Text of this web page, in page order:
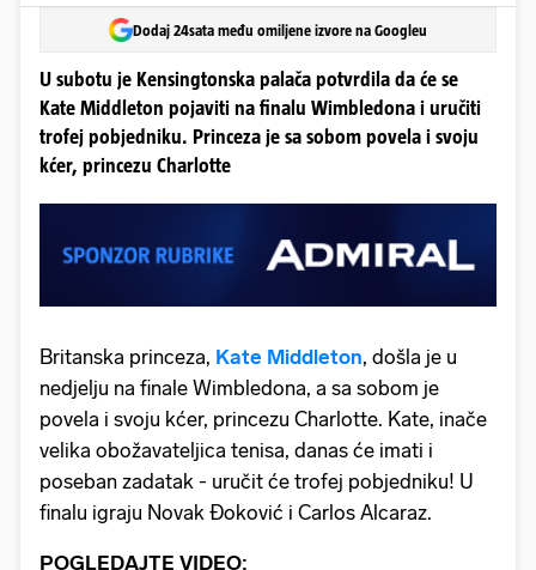
Dodaj 24sata među omiljene izvore na Googleu
U subotu je Kensingtonska palača potvrdila da će se
Kate Middleton pojaviti na finalu Wimbledona i uručiti
trofej pobjedniku. Princeza je sa sobom povela i svoju
kćer, princezu Charlotte
Britanska princeza, Kate Middleton, došla je u
nedjelju na finale Wimbledona, a sa sobom je
povela i svoju kćer, princezu Charlotte. Kate, inače
velika obožavateljica tenisa, danas će imati i
poseban zadatak - uručit će trofej pobjedniku! U
finalu igraju Novak Đoković i Carlos Alcaraz.
POGLEDAJTE VIDEO: